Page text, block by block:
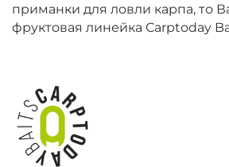
‍899‍ ₽‍1 058‍₽
Диаметр:
Вкус:
приманки для ловли карпа, то
фруктовая линейка Carptoday